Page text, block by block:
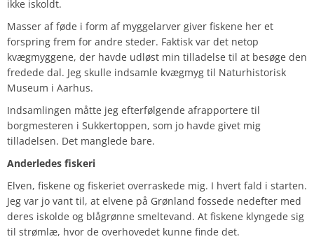
ikke iskoldt.
Masser af føde i form af myggelarver giver fiskene her et
forspring frem for andre steder. Faktisk var det netop
kvægmyggene, der havde udløst min tilladelse til at besøge den
fredede dal. Jeg skulle indsamle kvægmyg til Naturhistorisk
Museum i Aarhus.
Indsamlingen måtte jeg efterfølgende afrapportere til
borgmesteren i Sukkertoppen, som jo havde givet mig
tilladelsen. Det manglede bare.
Anderledes fiskeri
Elven, fiskene og fiskeriet overraskede mig. I hvert fald i starten.
Jeg var jo vant til, at elvene på Grønland fossede nedefter med
deres iskolde og blågrønne smeltevand. At fiskene klyngede sig
til strømlæ, hvor de overhovedet kunne finde det.